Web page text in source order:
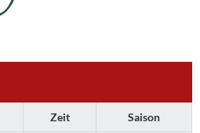
Zeit Saison